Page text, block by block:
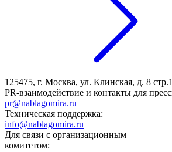
125475, г. Москва, ул. Клинская, д. 8
PR-взаимодействие и контакты для
pr@nablagomira.ru
Техническая поддержка:
info@nablagomira.ru
Для связи с организационным
комитетом: